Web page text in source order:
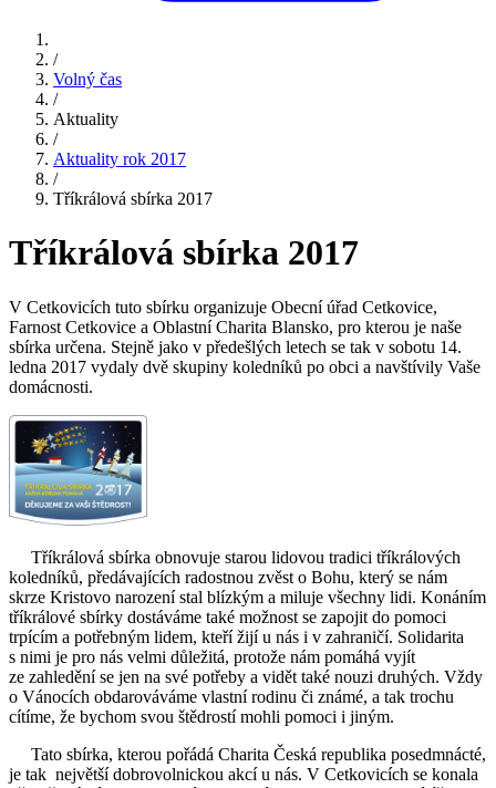
/
Volný čas
/
Aktuality
/
Aktuality rok 2017
/
Tříkrálová sbírka 2017
Tříkrálová sbírka 2017
V Cetkovicích tuto sbírku organizuje Obecní úřad Cetkovice,
Farnost Cetkovice a Oblastní Charita Blansko, pro kterou je naše
sbírka určena. Stejně jako v předešlých letech se tak v sobotu 14.
ledna 2017 vydaly dvě skupiny koledníků po obci a navštívily Vaše
domácnosti.
Tříkrálová sbírka obnovuje starou lidovou tradici tříkrálových
koledníků, předávajících radostnou zvěst o Bohu, který se nám
skrze Kristovo narození stal blízkým a miluje všechny lidi. Konáním
tříkrálové sbírky dostáváme také možnost se zapojit do pomoci
trpícím a potřebným lidem, kteří žijí u nás i v zahraničí. Solidarita
s nimi je pro nás velmi důležitá, protože nám pomáhá vyjít
ze zahledění se jen na své potřeby a vidět také nouzi druhých. Vždy
o Vánocích obdarováváme vlastní rodinu či známé, a tak trochu
cítíme, že bychom svou štědrostí mohli pomoci i jiným.
Tato sbírka, kterou pořádá Charita Česká republika posedmnácté,
je tak největší dobrovolnickou akcí u nás. V Cetkovicích se konala